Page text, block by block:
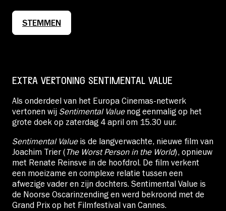
STEMMEN
EXTRA VERTONING SENTIMENTAL VALUE
Als onderdeel van het Europa Cinemas-netwerk
vertonen wij Sentimental Valuenog eenmalig op het
grote doek op zaterdag 4 april om 15.30 uur.
Sentimental Valueis de langverwachte, nieuwe film van
Joachim Trier (The Worst Person in the World), opnieuw
met Renate Reinsve in de hoofdrol. De film verkent
een moeizame en complexe relatie tussen een
afwezige vader en zijn dochters. Sentimental Value is
de Noorse Oscarinzending en werd bekroond met de
Grand Prix op het Filmfestival van Cannes.